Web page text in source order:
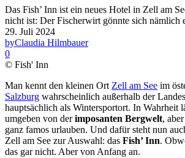
Das Fish’ Inn ist ein neues Hotel in Zell am
nicht ist: Der Fischerwirt gönnte sich nämlich
29. Juli 2024
byClaudia Hilmbauer
0
© Fish' Inn
Man kennt den kleinen Ort Zell am See im
Salzburg wahrscheinlich außerhalb der
hauptsächlich als Wintersportort. In Wahrheit
umgeben von derimposanten Bergwelt,
ganz famos urlauben. Und dafür steht nun
Zell am See zur Auswahl: das Fish’ Inn.
das gar nicht. Aber von Anfang an.